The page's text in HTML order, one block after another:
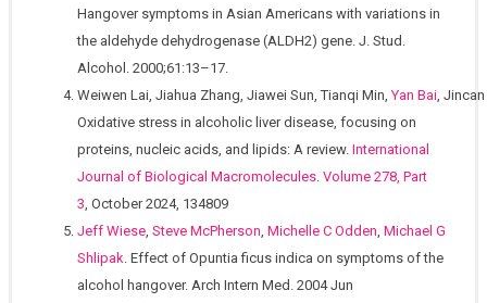
Hangover symptoms in Asian Americans with variations in
the aldehyde dehydrogenase (ALDH2) gene. J. Stud.
Alcohol. 2000;61:13–17.
Weiwen Lai, Jiahua Zhang, Jiawei Sun, Tianqi Min,Yan Bai,
Oxidative stress in alcoholic liver disease, focusing on
proteins, nucleic acids, and lipids: A review. International
Journal of Biological Macromolecules. Volume 278, Part
3, October 2024, 134809
Jeff Wiese, Steve McPherson, Michelle C Odden, Michael G
Shlipak. Effect of Opuntia ficus indica on symptoms of the
alcohol hangover. Arch Intern Med. 2004 Jun